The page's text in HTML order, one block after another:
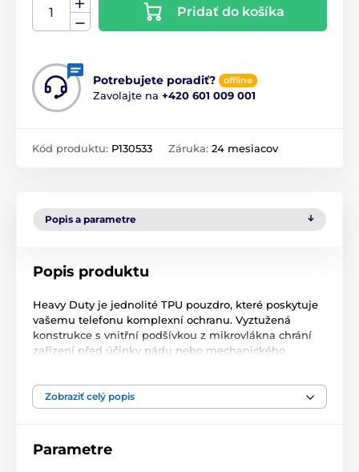
Pridať do košíka
Potrebujete poradiť? offline
Zavolajte na +420 601 009 001
Kód produktu: P130533 Záruka: 24 mesiacov
Popis a parametre
Popis produktu
Heavy Duty je jednolité TPU pouzdro, které poskytuje
vašemu telefonu komplexní ochranu. Vyztužená
konstrukce s vnitřní podšívkou z mikrovlákna chrání
zařízení před účinky pádu nebo mechanického
Pouzdro se vyznačuje vyztuženými okraji a
typ ochrany navíc neovlivňuje funkčnost zařízení ani
Zobraziť celý popis
Parametre